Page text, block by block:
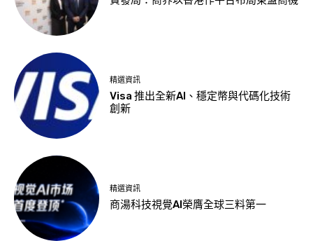
精選資訊
Visa 推出全新AI、穩定幣與代碼化技術
創新
精選資訊
商湯科技視覺AI榮膺全球三料第一